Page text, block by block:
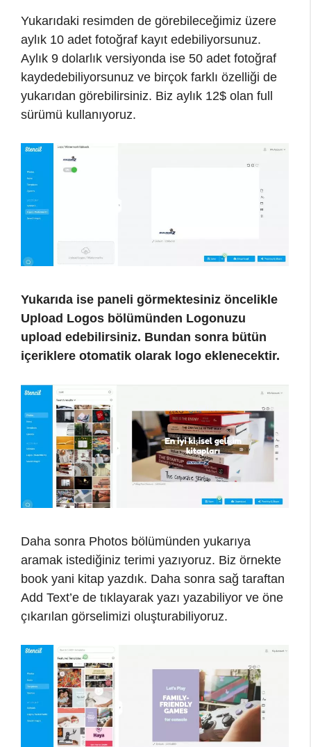
Yukarıdaki resimden de görebileceğimiz üzere
aylık 10 adet fotoğraf kayıt edebiliyorsunuz.
Aylık 9 dolarlık versiyonda ise 50 adet fotoğraf
kaydedebiliyorsunuz ve birçok farklı özelliği de
yukarıdan görebilirsiniz. Biz aylık 12$ olan full
sürümü kullanıyoruz.
Yukarıda ise paneli görmektesiniz öncelikle
Upload Logos bölümünden Logonuzu
upload edebilirsiniz. Bundan sonra bütün
içeriklere otomatik olarak logo eklenecektir.
Daha sonra Photos bölümünden yukarıya
aramak istediğiniz terimi yazıyoruz. Biz örnekte
book yani kitap yazdık. Daha sonra sağ taraftan
Add Text’e de tıklayarak yazı yazabiliyor ve öne
çıkarılan görselimizi oluşturabiliyoruz.